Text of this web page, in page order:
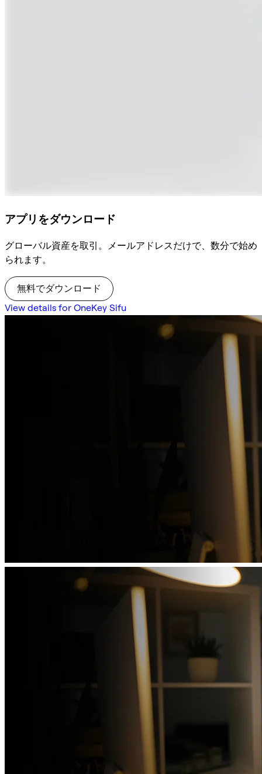
アプリをダウンロード
グローバル資産を取引。メールアドレスだけで、数分で始め
られます。
無料でダウンロード
View details for OneKey Sifu